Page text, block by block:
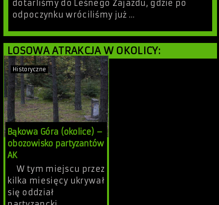
dotarliśmy do Leśnego Zajazdu, gdzie po
odpoczynku wróciliśmy już …
LOSOWA ATRAKCJA W OKOLICY:
Historyczne
Bąkowa Góra (okolice) –
obozowisko partyzantów
AK
W tym miejscu przez
kilka miesięcy ukrywał
się oddział